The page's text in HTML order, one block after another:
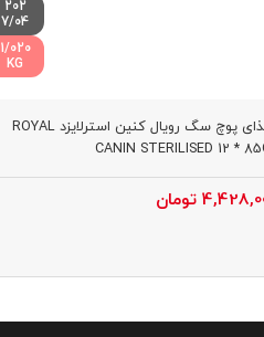
202
7/04
1/020
KG
غذای پوچ سگ رویال کنین استرلایزد ROYAL
CANIN STERILISED 12 *
تومان